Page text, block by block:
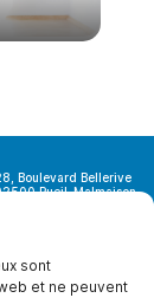
sont
et ne peuvent
Boulevard Bellerive
Rueil-Malmaison